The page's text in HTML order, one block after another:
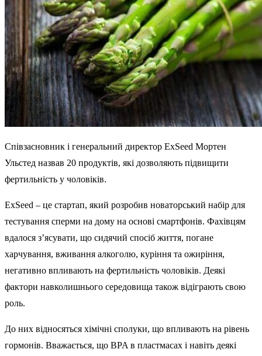
Співзасновник і генеральний директор ExSeed Мортен
Ульстед назвав 20 продуктів, які дозволяють підвищити
фертильність у чоловіків.
ExSeed – це стартап, який розробив новаторський набір для
тестування сперми на дому на основі смартфонів. Фахівцям
вдалося з’ясувати, що сидячий спосіб життя, погане
харчування, вживання алкоголю, куріння та ожиріння,
негативно впливають на фертильність чоловіків. Деякі
фактори навколишнього середовища також відіграють свою
роль.
До них відносяться хімічні сполуки, що впливають на рівень
гормонів. Вважається, що BPA в пластмасах і навіть деякі